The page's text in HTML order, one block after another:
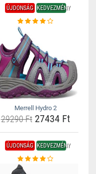
ÚJDONSÁG KEDVEZMÉNY
Merrell Hydro 2
29290 Ft27434 Ft
ÚJDONSÁG KEDVEZMÉNY